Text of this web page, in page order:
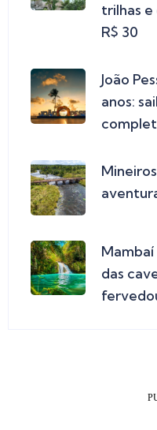
trilhas
R$ 30
João
anos:
das